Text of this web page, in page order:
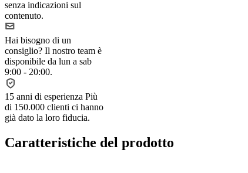
senza indicazioni sul
contenuto.
Hai bisogno di un
consiglio? Il nostro team è
disponibile da lun a sab
9:00 - 20:00.
15 anni di esperienza Più
di 150.000 clienti ci hanno
già dato la loro fiducia.
Caratteristiche del prodotto